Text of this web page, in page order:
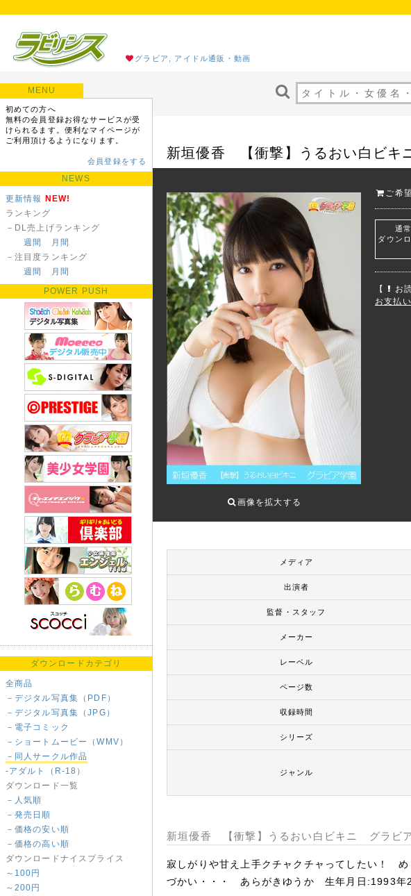
グラビア, アイドル通販・動画
MENU
初めての方へ
無料の会員登録お得なサービスが受
けられるます。便利なマイページが
ご利用頂けるようになります。
会員登録をする
NEWS
更新情報 NEW!
ランキング
－DL売上げランキング
週間
月間
－注目度ランキング
週間
月間
POWER PUSH
ダウンロードカテゴリ
全商品
－デジタル写真集（PDF）
－デジタル写真集（JPG）
－電子コミック
－ショートムービー（WMV）
－同人サークル作品
-アダルト（R-18）
ダウンロード一覧
－人気順
－発売日順
－価格の安い順
－価格の高い順
ダウンロードナイスプライス
～100円
～200円
新垣優香 【衝撃】うるおい白ビキ
画像を拡大する
ご希
通常
ダウン
【
お
お支払
メディア
出演者
監督・スタッフ
メーカー
レーベル
ページ数
収録時間
シリーズ
ジャンル
新垣優香 【衝撃】うるおい白ビキニ グラビ
寂しがりや甘え上手クチャクチャってしたい！
づかい・・・ あらがきゆうか 生年月日:1993年